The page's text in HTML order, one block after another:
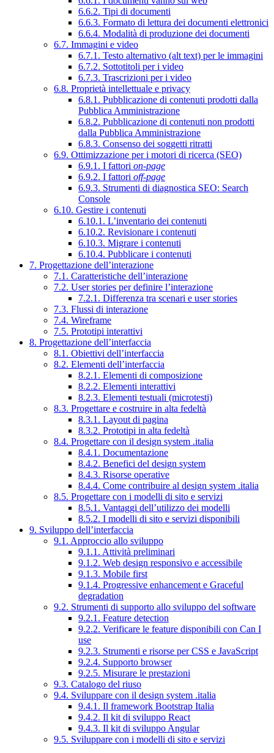
6.6.2. Tipi di documenti
6.6.3. Formato di lettura dei documenti elettronici
6.6.4. Modalità di produzione dei documenti
6.7. Immagini e video
6.7.1. Testo alternativo (alt text) per le immagini
6.7.2. Sottotitoli per i video
6.7.3. Trascrizioni per i video
6.8. Proprietà intellettuale e privacy
6.8.1. Pubblicazione di contenuti prodotti dalla
Pubblica Amministrazione
6.8.2. Pubblicazione di contenuti non prodotti
dalla Pubblica Amministrazione
6.8.3. Consenso dei soggetti ritratti
6.9. Ottimizzazione per i motori di ricerca (SEO)
6.9.1. I fattori on-page
6.9.2. I fattori off-page
6.9.3. Strumenti di diagnostica SEO: Search
Console
6.10. Gestire i contenuti
6.10.1. L’inventario dei contenuti
6.10.2. Revisionare i contenuti
6.10.3. Migrare i contenuti
6.10.4. Pubblicare i contenuti
7. Progettazione dell’interazione
7.1. Caratteristiche dell’interazione
7.2. User stories per definire l’interazione
7.2.1. Differenza tra scenari e user stories
7.3. Flussi di interazione
7.4. Wireframe
7.5. Prototipi interattivi
8. Progettazione dell’interfaccia
8.1. Obiettivi dell’interfaccia
8.2. Elementi dell’interfaccia
8.2.1. Elementi di composizione
8.2.2. Elementi interattivi
8.2.3. Elementi testuali (microtesti)
8.3. Progettare e costruire in alta fedeltà
8.3.1. Layout di pagina
8.3.2. Prototipi in alta fedeltà
8.4. Progettare con il design system .italia
8.4.1. Documentazione
8.4.2. Benefici del design system
8.4.3. Risorse operative
8.4.4. Come contribuire al design system .italia
8.5. Progettare con i modelli di sito e servizi
8.5.1. Vantaggi dell’utilizzo dei modelli
8.5.2. I modelli di sito e servizi disponibili
9. Sviluppo dell’interfaccia
9.1. Approccio allo sviluppo
9.1.1. Attività preliminari
9.1.2. Web design responsivo e accessibile
9.1.3. Mobile first
9.1.4. Progressive enhancement e Graceful
degradation
9.2. Strumenti di supporto allo sviluppo del software
9.2.1. Feature detection
9.2.2. Verificare le feature disponibili con Can I
use
9.2.3. Strumenti e risorse per CSS e JavaScript
9.2.4. Supporto browser
9.2.5. Misurare le prestazioni
9.3. Catalogo del riuso
9.4. Sviluppare con il design system .italia
9.4.1. Il framework Bootstrap Italia
9.4.2. Il kit di sviluppo React
9.4.3. Il kit di sviluppo Angular
9.5. Sviluppare con i modelli di sito e servizi